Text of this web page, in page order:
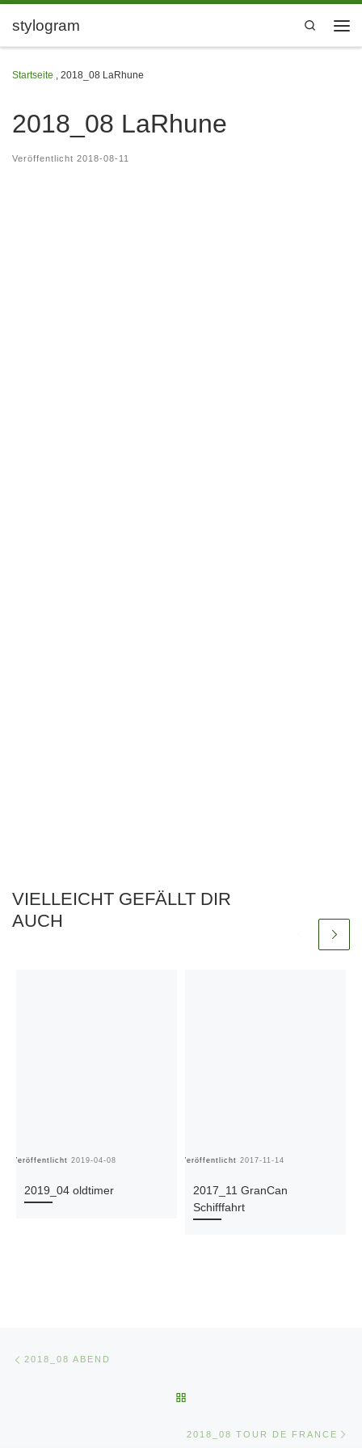
Zum Inhalt springen
stylogram
Search
Startseite , 2018_08 LaRhune
2018_08 LaRhune
Veröffentlicht 2018-08-11
VIELLEICHT GEFÄLLT DIR
AUCH
Veröffentlicht2019-04-08
2019_04 oldtimer
Veröffentlicht2017-11-14
2017_11 GranCan
Schifffahrt
Beitragsnavigation
2018_08 ABEND
2018_08 TOUR DE FRANCE